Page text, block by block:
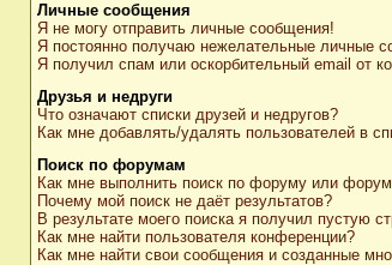
Личные сообщения
Я не могу отправить личные сообщения!
Я постоянно получаю нежелательные личные
Я получил спам или оскорбительный email от
Друзья и недруги
Что означают списки друзей и недругов?
Как мне добавлять/удалять пользователей в
Поиск по форумам
Как мне выполнить поиск по форуму или
Почему мой поиск не даёт результатов?
В результате моего поиска я получил пустую
Как мне найти пользователя конференции?
Как мне найти свои сообщения и созданные